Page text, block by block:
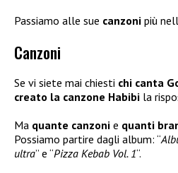
Passiamo alle sue canzoni più
Canzoni
Se vi siete mai chiesti chi canta
creato la canzone Habibi la
Ma quante canzoni e quanti
Possiamo partire dagli album: “
ultra” e “Pizza Kebab Vol. 1“.